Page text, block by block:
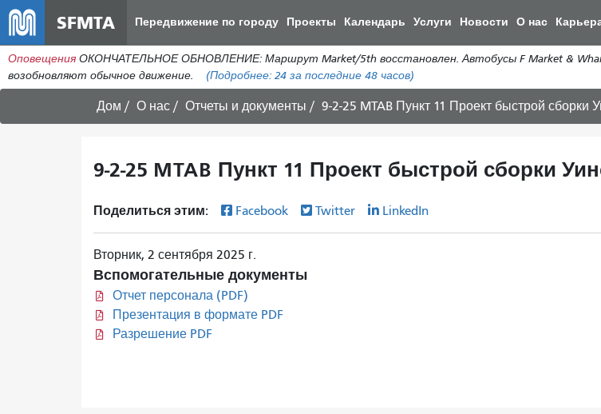
к
общему
SFMTA Передвижение по городу Проекты Календарь Услуги Новости О нас
Оповещения ОКОНЧАТЕЛЬНОЕ ОБНОВЛЕНИЕ: Маршрут Market/5th восстановлен. Автобусы F Market &
возобновляют обычное движение.
(Подробнее: 24 за последние 48 часов)
Дом О нас Отчеты и документы 9-2-25 MTAB Пункт 11 Проект быстрой сборки
9-2-25 MTAB Пункт 11 Проект быстрой сборки
Поделиться этим: Facebook Twitter LinkedIn
Вторник, 2 сентября 2025 г.
Вспомогательные документы
Отчет персонала (PDF)
Презентация в формате PDF
Разрешение PDF